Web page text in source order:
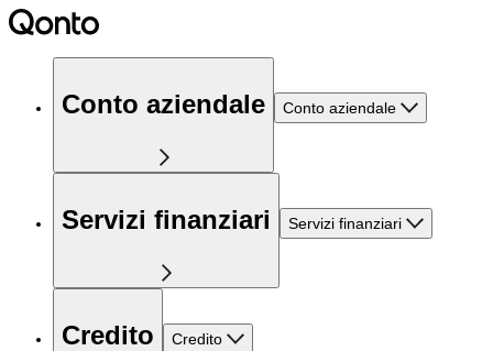
Conto aziendale Conto aziendale
Servizi finanziari Servizi finanziari
Credito Credito